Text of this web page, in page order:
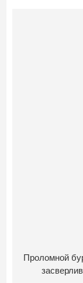
Проломной